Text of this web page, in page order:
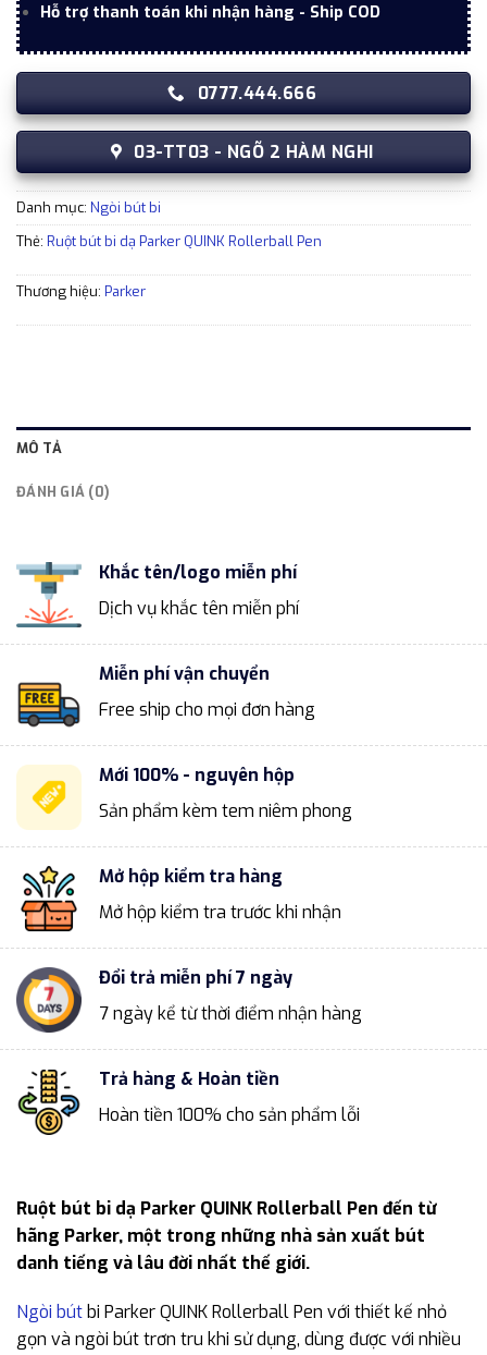
Hỗ trợ thanh toán khi nhận hàng - Ship COD
0777.444.666
03-TT03 - NGÕ 2 HÀM NGHI
Danh mục: Ngòi bút bi
Thẻ: Ruột bút bi dạ Parker QUINK Rollerball Pen
Thương hiệu: Parker
MÔ TẢ
ĐÁNH GIÁ (0)
Khắc tên/logo miễn phí
Dịch vụ khắc tên miễn phí
Miễn phí vận chuyển
Free ship cho mọi đơn hàng
Mới 100% - nguyên hộp
Sản phẩm kèm tem niêm phong
Mở hộp kiểm tra hàng
Mở hộp kiểm tra trước khi nhận
Đổi trả miễn phí 7 ngày
7 ngày kể từ thời điểm nhận hàng
Trả hàng & Hoàn tiền
Hoàn tiền 100% cho sản phẩm lỗi
Ruột bút bi dạ Parker QUINK Rollerball Pen đến từ
hãng Parker, một trong những nhà sản xuất bút
danh tiếng và lâu đời nhất thế giới.
Ngòi bútbi Parker QUINK Rollerball Pen với thiết kế nhỏ
gọn và ngòi bút trơn tru khi sử dụng, dùng được với nhiều